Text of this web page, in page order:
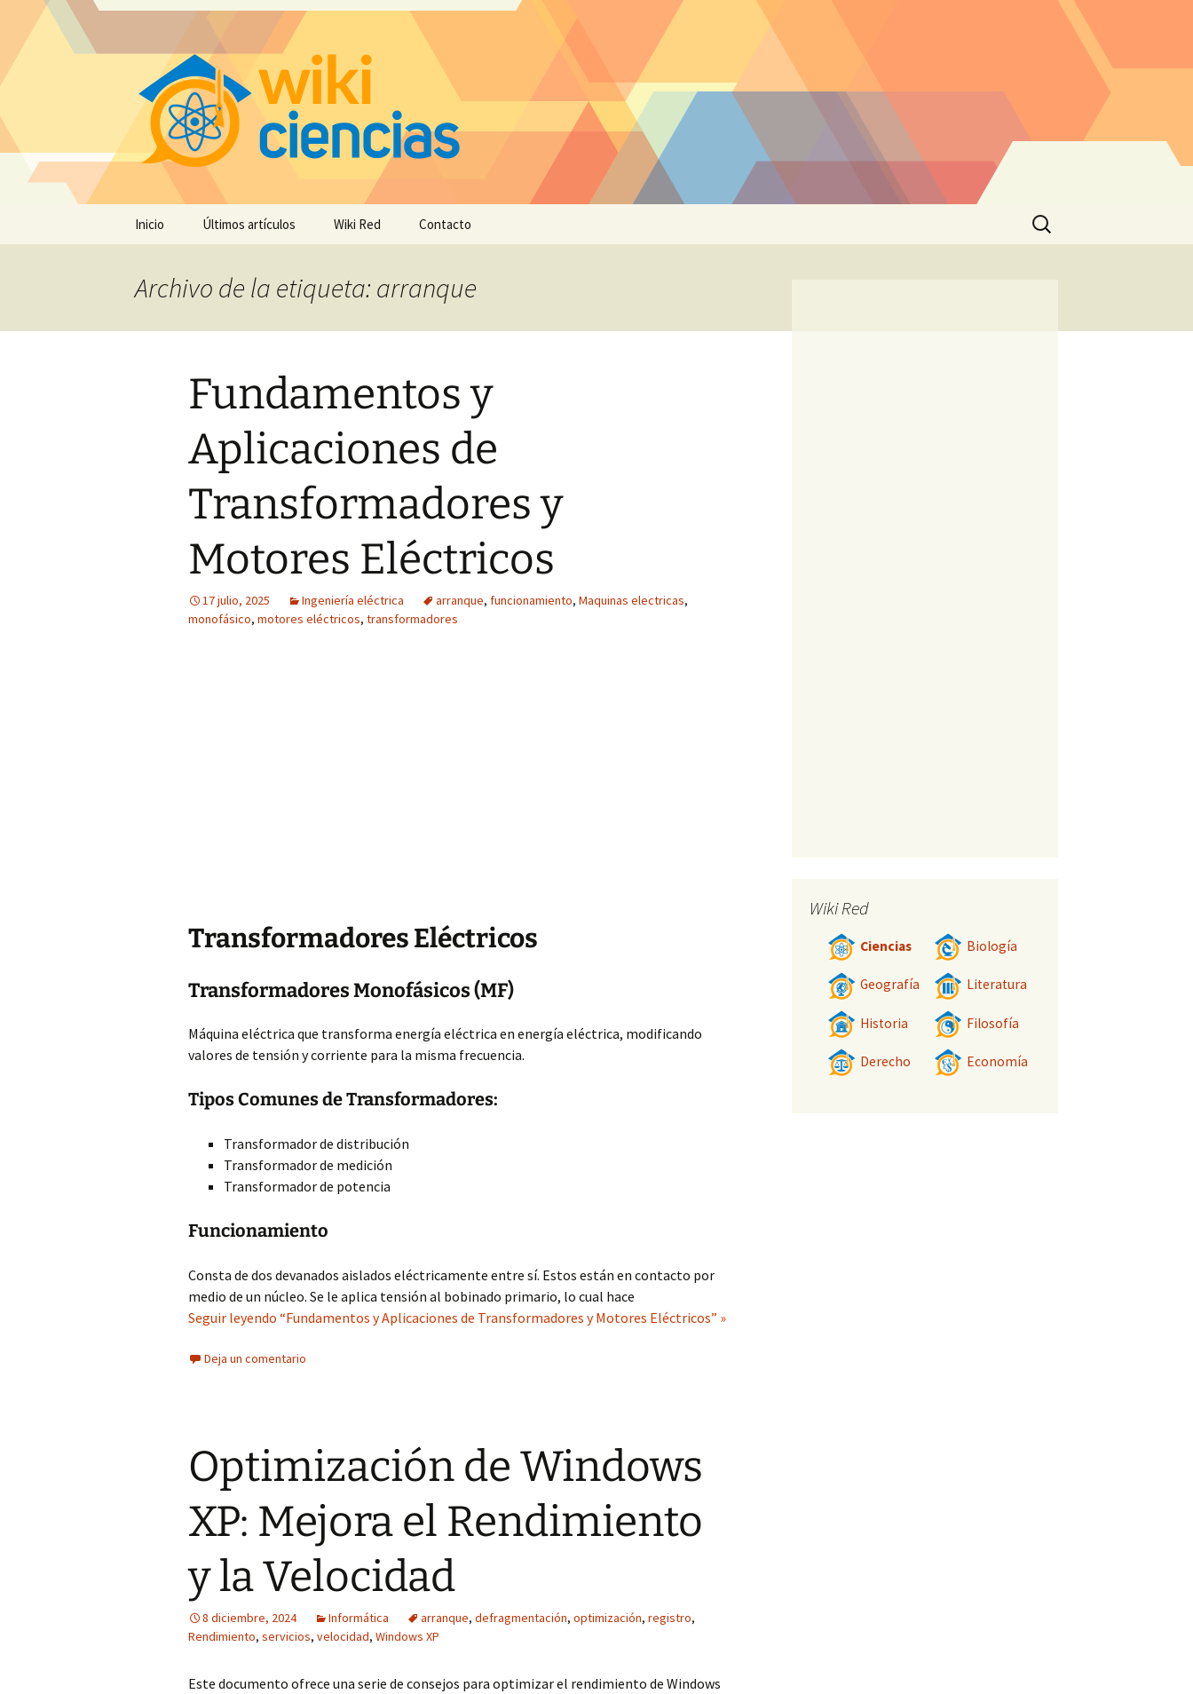
Inicio Últimos artículos Wiki Red Contacto
Buscar:
Archivo de la etiqueta: arranque
Fundamentos y
Aplicaciones de
Transformadores y
Motores Eléctricos
17 julio, 2025 Ingeniería eléctrica arranque, funcionamiento, Maquinas electricas,
monofásico, motores eléctricos, transformadores
Transformadores Eléctricos
Transformadores Monofásicos (MF)
Máquina eléctrica que transforma energía eléctrica en energía eléctrica, modificando
valores de tensión y corriente para la misma frecuencia.
Tipos Comunes de Transformadores:
Transformador de distribución
Transformador de medición
Transformador de potencia
Funcionamiento
Consta de dos devanados aislados eléctricamente entre sí. Estos están en contacto por
medio de un núcleo. Se le aplica tensión al bobinado primario, lo cual hace
Seguir leyendo “Fundamentos y Aplicaciones de Transformadores y Motores Eléctricos” »
Deja un comentario
Optimización de Windows
XP: Mejora el Rendimiento
y la Velocidad
8 diciembre, 2024 Informática arranque, defragmentación, optimización, registro,
Rendimiento, servicios, velocidad, Windows XP
Este documento ofrece una serie de consejos para optimizar el rendimiento de Windows
Wiki Red
Ciencias Biología
Geografía Literatura
Historia Filosofía
Derecho Economía